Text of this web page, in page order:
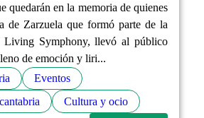
quedarán en la memoria de quienes
de Zarzuela que formó parte de la
Living Symphony, llevó al público
de emoción y liri...
Eventos
Cultura y ocio